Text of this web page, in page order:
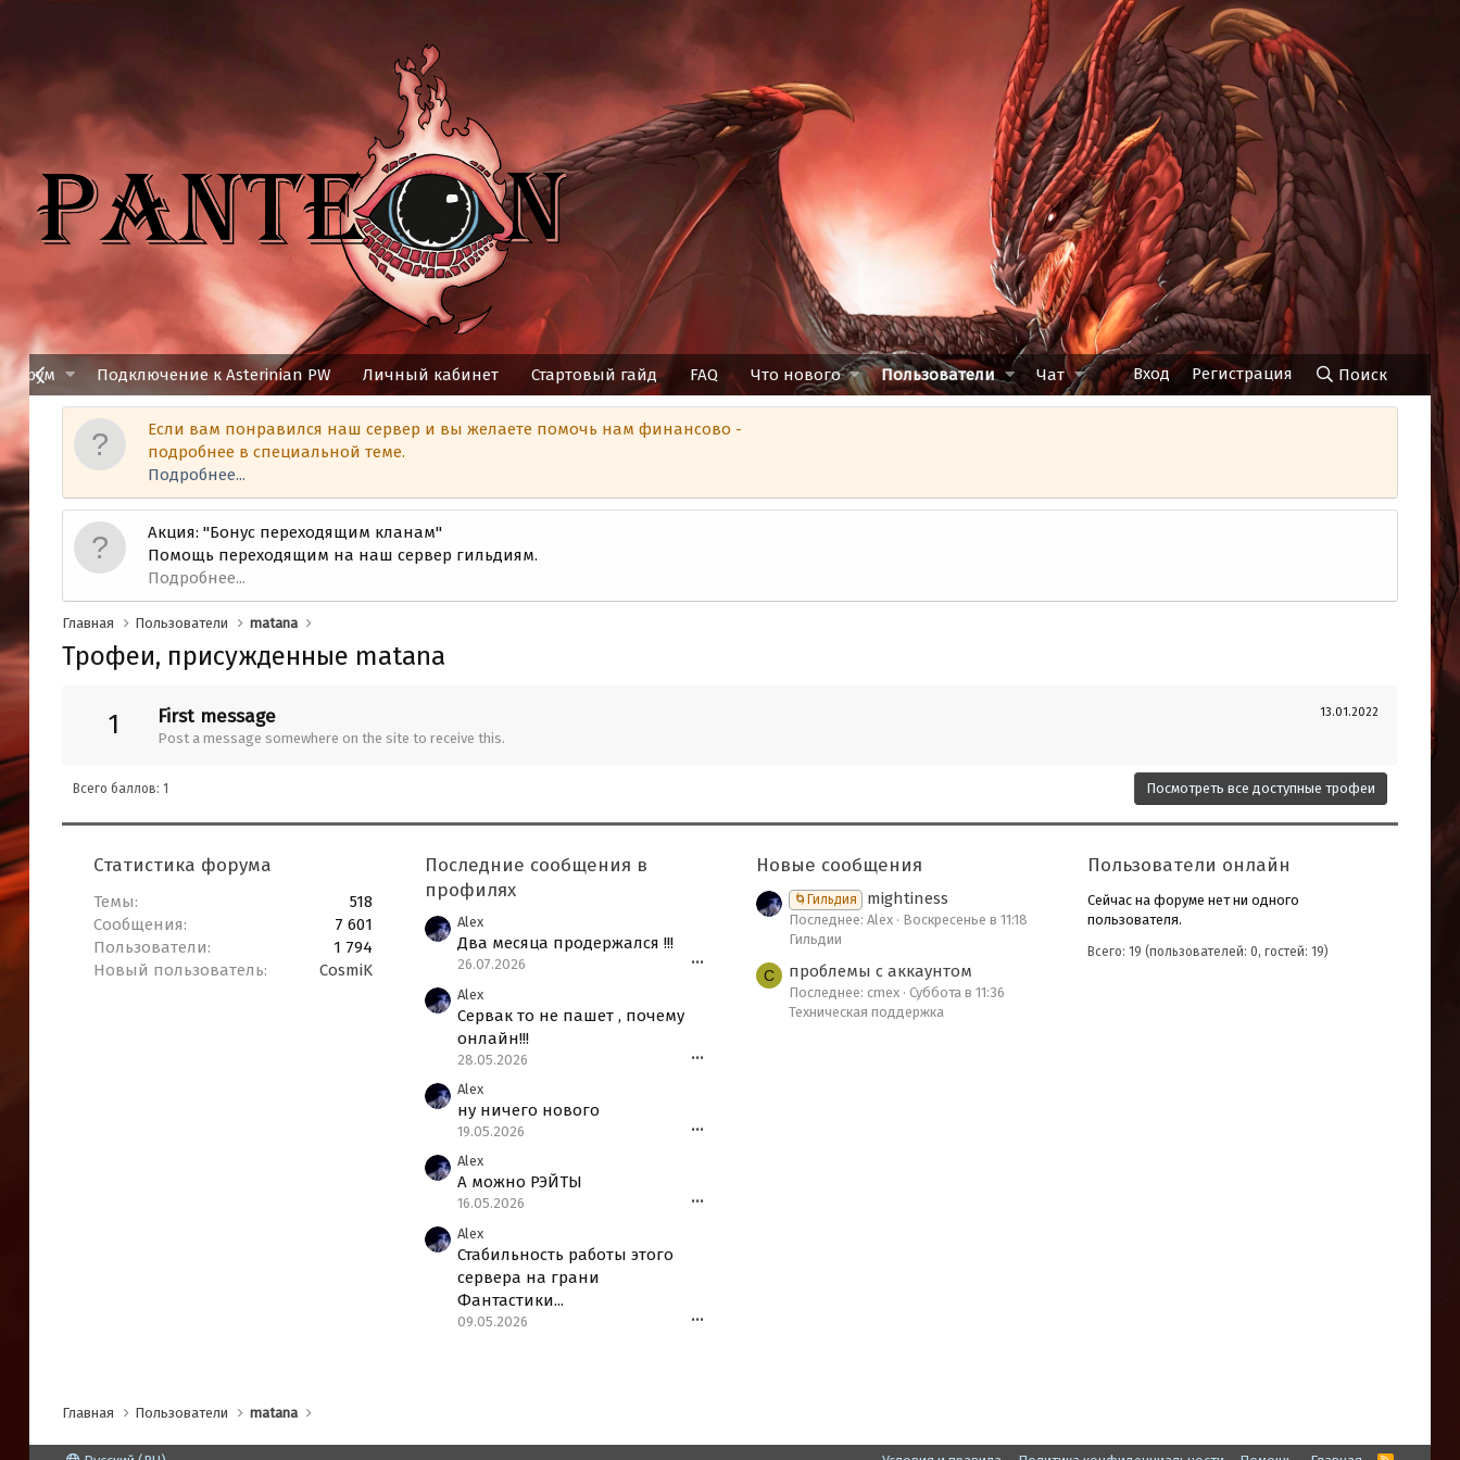
Форум Подключение к Asterinian PW Личный кабинет Стартовый гайд FAQ Что нового Пользователи Чат Вход Регистрация Поиск
Если вам понравился наш сервер и вы желаете помочь нам финансово -
подробнее в специальной теме.
Подробнее...
Акция: "Бонус переходящим кланам"
Помощь переходящим на наш сервер гильдиям.
Подробнее...
Главная Пользователи matana
Трофеи, присужденные matana
1 13.01.2022
First message
Post a message somewhere on the site to receive this.
Всего баллов: 1 Посмотреть все доступные трофеи
Статистика форума
Темы
518
Сообщения
7 601
Пользователи
1 794
Новый пользователь
CosmiK
Последние сообщения в
профилях
Alex
Два месяца продержался !!!
26.07.2026 •••
Alex
Сервак то не пашет , почему
онлайн!!!
28.05.2026 •••
Alex
ну ничего нового
19.05.2026 •••
Alex
А можно РЭЙТЫ
16.05.2026 •••
Alex
Стабильность работы этого
сервера на грани
Фантастики...
09.05.2026 •••
Новые сообщения
🌀Гильдия mightiness
Последнее: Alex
Воскресенье в 11:18
Гильдии
C проблемы с аккаунтом
Последнее: cmex
Суббота в 11:36
Техническая поддержка
Пользователи онлайн
Сейчас на форуме нет ни одного
пользователя.
Всего: 19 (пользователей: 0, гостей: 19)
Главная Пользователи matana